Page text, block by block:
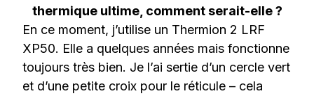
thermique ultime, comment serait-elle ?
En ce moment, j’utilise un Thermion 2 LRF
XP50. Elle a quelques années mais fonctionne
toujours très bien. Je l’ai sertie d’un cercle vert
et d’une petite croix pour le réticule – cela